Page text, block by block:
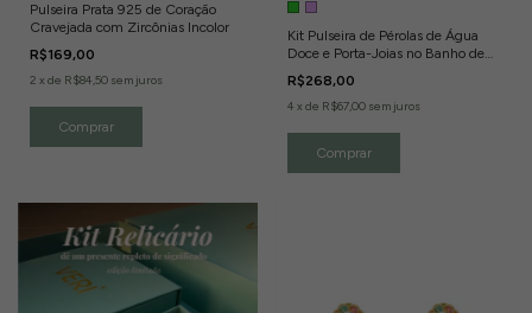
Pulseira Prata 925 de Coração
Cravejada com Zircônias Incolor
R$169,00
2 x de R$84,50 sem juros
Kit Pulseira de Pérolas de Água
Doce e Porta-Joias no Banho de
Ródio Branco
R$268,00
4 x de R$67,00 sem juros
Comprar